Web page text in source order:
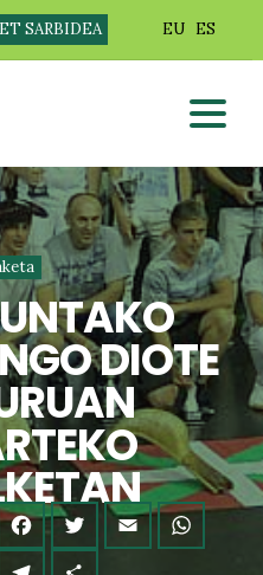
SARBIDEA EU ES
DIOTE